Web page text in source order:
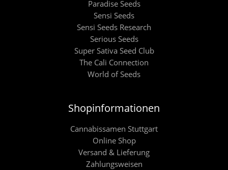
Paradise Seeds
Sensi Seeds
Sensi Seeds Research
Serious Seeds
Super Sativa Seed Club
The Cali Connection
World of Seeds
Shopinformationen
Cannabissamen Stuttgart
Online Shop
Versand & Lieferung
Zahlungsweisen